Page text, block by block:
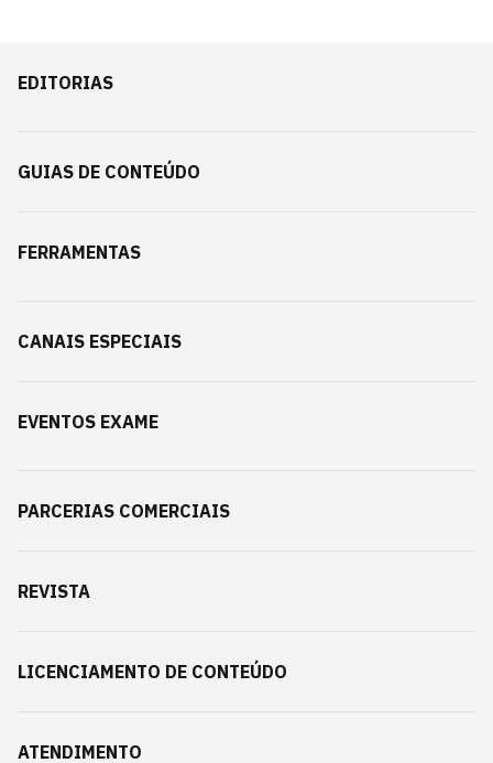
EDITORIAS
GUIAS DE CONTEÚDO
FERRAMENTAS
CANAIS ESPECIAIS
EVENTOS EXAME
PARCERIAS COMERCIAIS
REVISTA
LICENCIAMENTO DE CONTEÚDO
ATENDIMENTO